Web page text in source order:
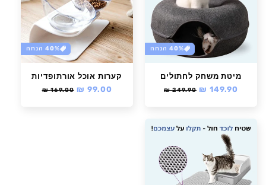
40% הנחה
מיטת משחק לחתולים
מחיר
149.90 ₪
מחיר
249.90 ₪
40% הנחה
קערות אוכל אורתופדיות
מחיר
99.00 ₪
מחיר
169.00 ₪